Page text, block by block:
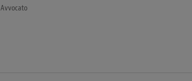
Avvocato